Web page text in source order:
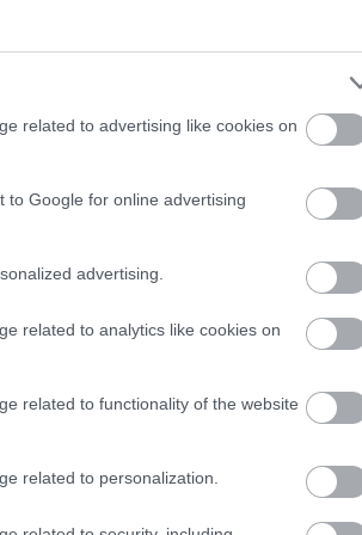
related to advertising like cookies on
to Google for online advertising
advertising.
related to analytics like cookies on
related to functionality of the website
related to personalization.
vajon mihez kezd
de nem nézte se
előadást
kamera 48
kamera, amivel
színpad, de ha
funkció ez a sima
akkor kezd el élni,
háttér tökéletesen
fények vannak, és van
nélkül le lehessen
is érdemes kipróbálni,
mesterséges
elmosódást, és olyan
az esti tájat. És ki ne
koncerteken túl lehet jó